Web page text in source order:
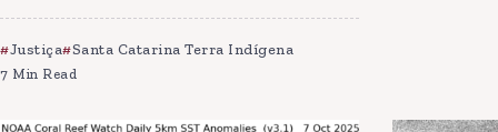
Justiça Santa Catarina Terra Indígena
7 Min Read